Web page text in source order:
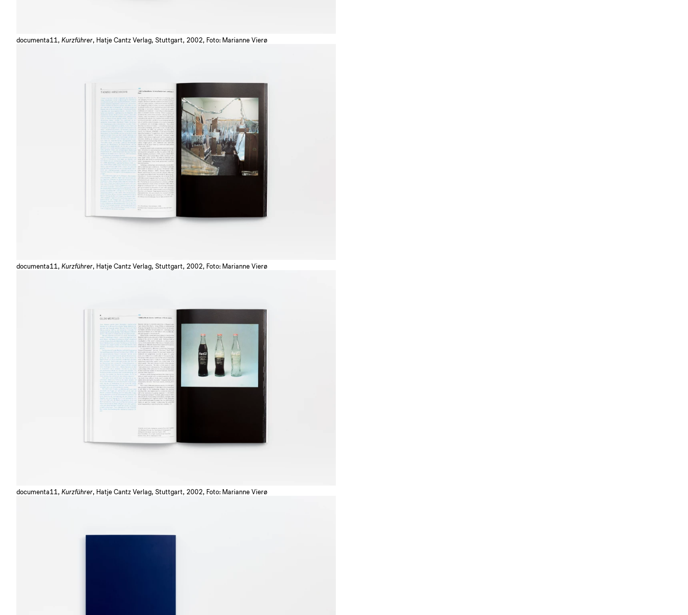
documenta11, Kurzführer, Hatje Cantz Verlag, Stuttgart, 2002, Foto: Marianne Vierø
documenta11, Kurzführer, Hatje Cantz Verlag, Stuttgart, 2002, Foto: Marianne Vierø
documenta11, Kurzführer, Hatje Cantz Verlag, Stuttgart, 2002, Foto: Marianne Vierø